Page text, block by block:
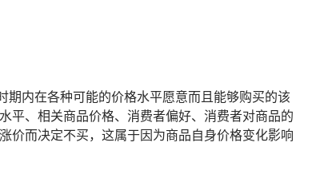
期内在各种可能的价格水平愿意而且能够购买的该
平、相关商品价格、消费者偏好、消费者对商品的
价而决定不买，这属于因为商品自身价格变化影响